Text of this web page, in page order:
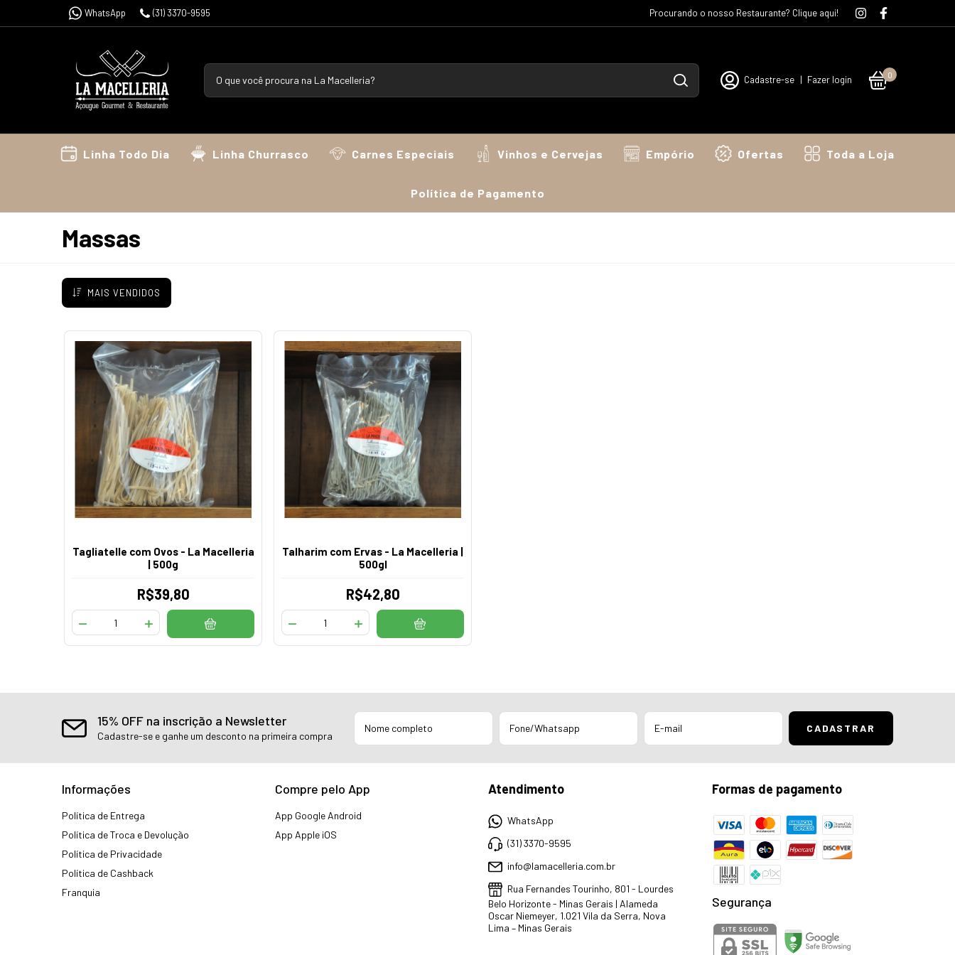
WhatsApp (31) 3370-9595 Procurando o nosso Restaurante? Clique aqui!
Cadastre-se | Fazer login 0
Linha Todo Dia Linha Churrasco Carnes Especiais Vinhos e Cervejas Empório Ofertas Toda a Loja
Política de Pagamento
Massas
MAIS VENDIDOS
Tagliatelle com Ovos - La Macelleria
| 500g
R$39,80
Talharim com Ervas - La Macelleria |
500gl
R$42,80
15% OFF na inscrição a Newsletter
Cadastre-se e ganhe um desconto na primeira compra
Informações
Política de Entrega
Política de Troca e Devolução
Política de Privacidade
Política de Cashback
Franquia
Compre pelo App
App Google Android
App Apple iOS
Atendimento
WhatsApp
(31) 3370-9595
info@lamacelleria.com.br
Rua Fernandes Tourinho, 801 - Lourdes
Belo Horizonte - Minas Gerais | Alameda
Oscar Niemeyer, 1.021 Vila da Serra, Nova
Lima – Minas Gerais
Formas de pagamento
Segurança